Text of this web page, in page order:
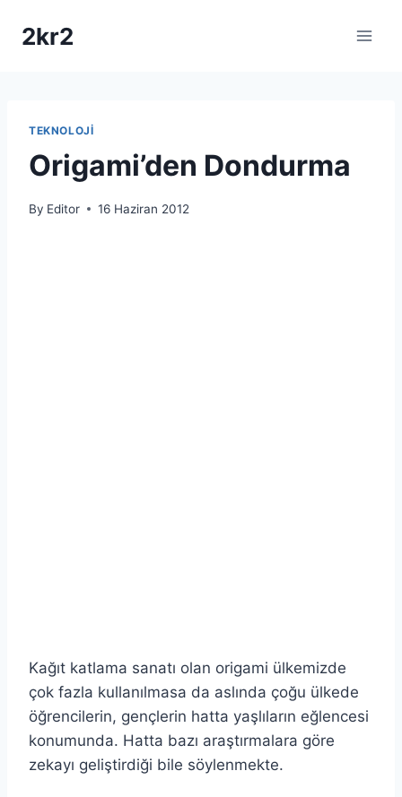
2kr2
TEKNOLOJI
Origami’den Dondurma
By Editor 16 Haziran 2012
Kağıt katlama sanatı olan origami ülkemizde
çok fazla kullanılmasa da aslında çoğu ülkede
öğrencilerin, gençlerin hatta yaşlıların eğlencesi
konumunda. Hatta bazı araştırmalara göre
zekayı geliştirdiği bile söylenmekte.